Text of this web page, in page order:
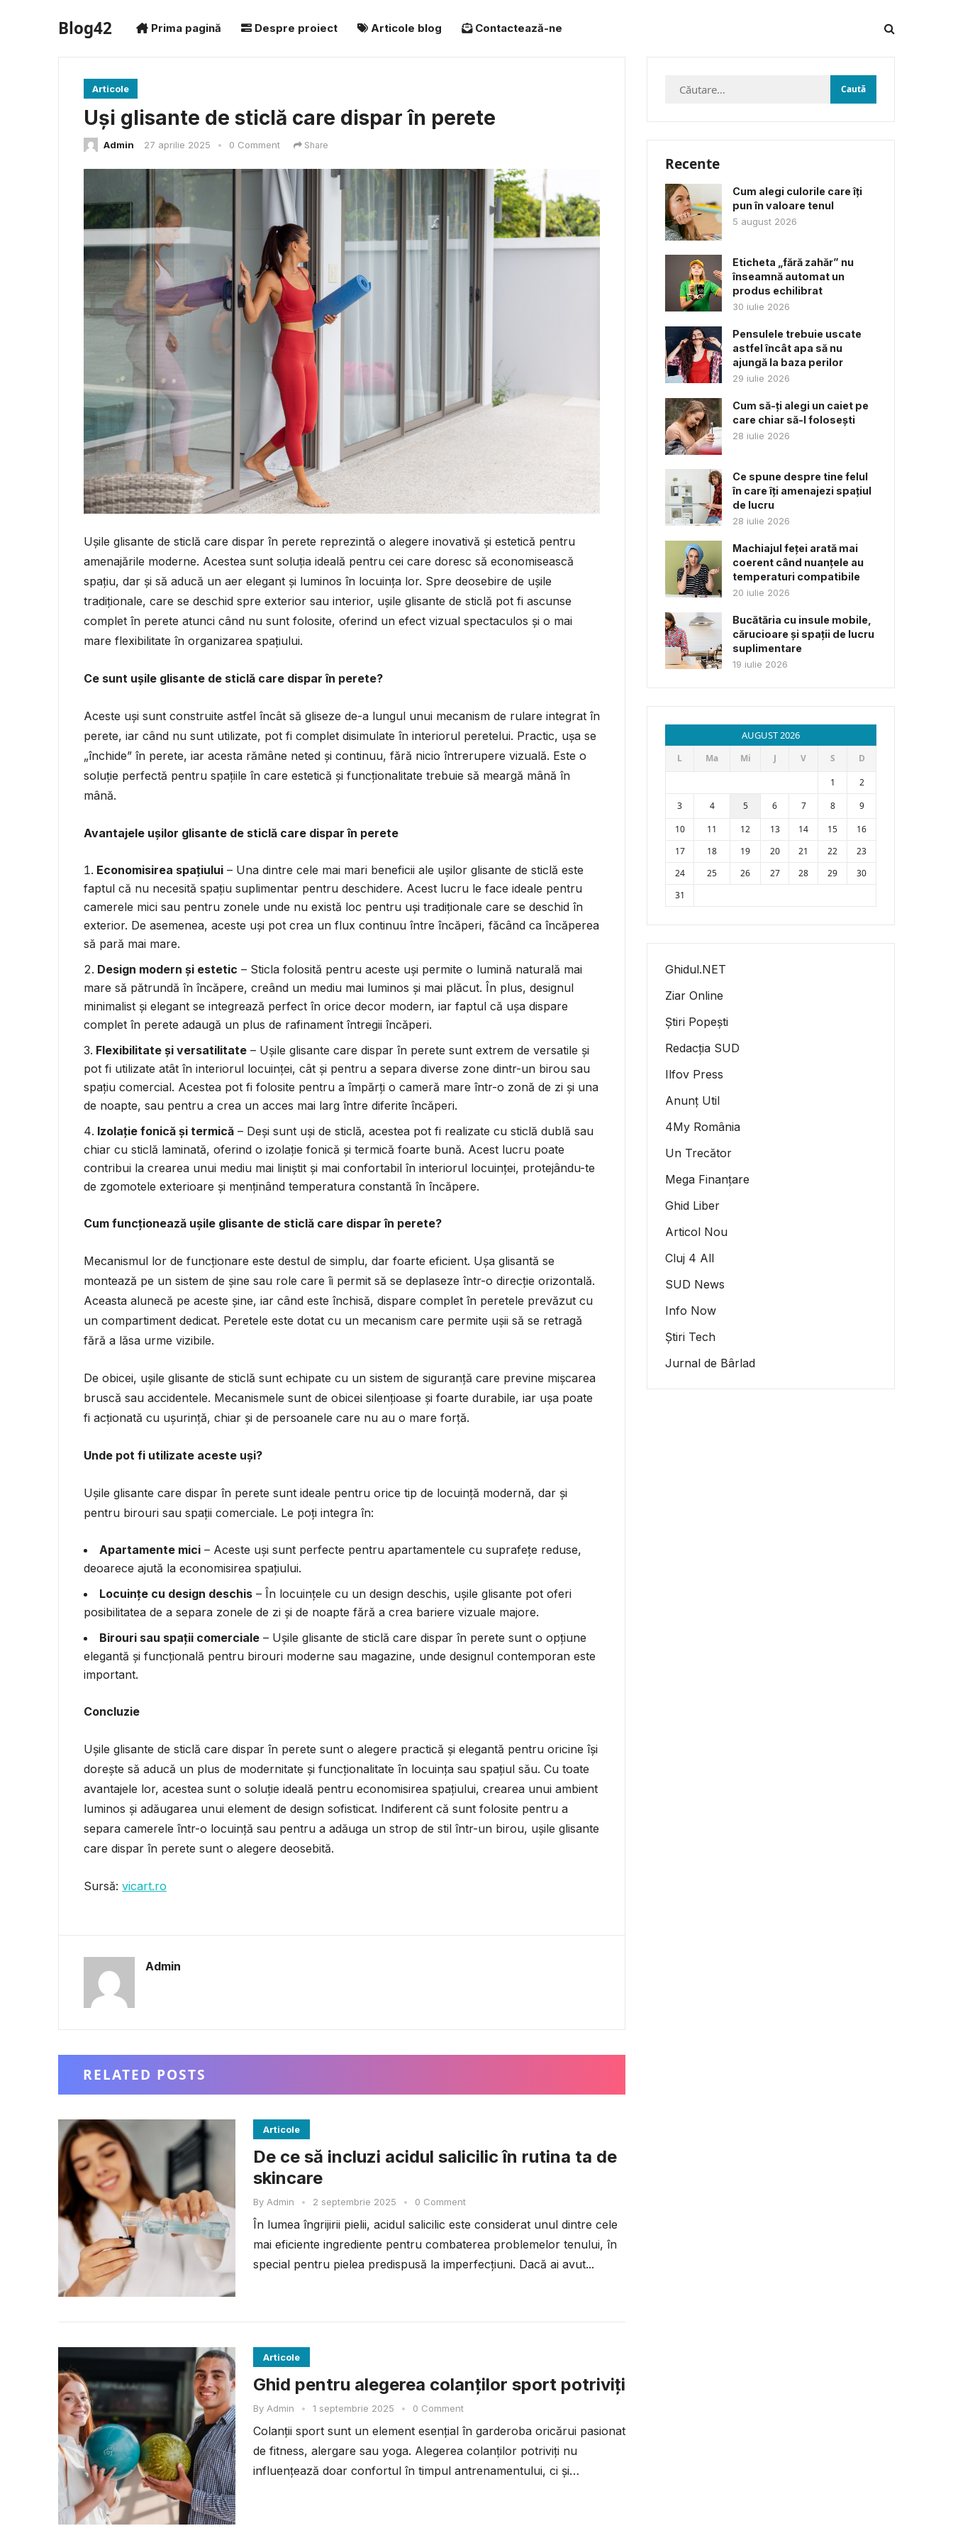
Blog42 Prima pagină Despre proiect Articole blog Contactează-ne
Articole
Uși glisante de sticlă care dispar în perete
Admin 27 aprilie 2025 • 0 Comment Share
Ușile glisante de sticlă care dispar în perete reprezintă o alegere inovativă și estetică pentru
amenajările moderne. Acestea sunt soluția ideală pentru cei care doresc să economisească
spațiu, dar și să aducă un aer elegant și luminos în locuința lor. Spre deosebire de ușile
tradiționale, care se deschid spre exterior sau interior, ușile glisante de sticlă pot fi ascunse
complet în perete atunci când nu sunt folosite, oferind un efect vizual spectaculos și o mai
mare flexibilitate în organizarea spațiului.
Ce sunt ușile glisante de sticlă care dispar în perete?
Aceste uși sunt construite astfel încât să gliseze de-a lungul unui mecanism de rulare integrat în
perete, iar când nu sunt utilizate, pot fi complet disimulate în interiorul peretelui. Practic, ușa se
„închide” în perete, iar acesta rămâne neted și continuu, fără nicio întrerupere vizuală. Este o
soluție perfectă pentru spațiile în care estetică și funcționalitate trebuie să meargă mână în
mână.
Avantajele ușilor glisante de sticlă care dispar în perete
Economisirea spațiului – Una dintre cele mai mari beneficii ale ușilor glisante de sticlă este
faptul că nu necesită spațiu suplimentar pentru deschidere. Acest lucru le face ideale pentru
camerele mici sau pentru zonele unde nu există loc pentru uși tradiționale care se deschid în
exterior. De asemenea, aceste uși pot crea un flux continuu între încăperi, făcând ca încăperea
să pară mai mare.
Design modern și estetic – Sticla folosită pentru aceste uși permite o lumină naturală mai
mare să pătrundă în încăpere, creând un mediu mai luminos și mai plăcut. În plus, designul
minimalist și elegant se integrează perfect în orice decor modern, iar faptul că ușa dispare
complet în perete adaugă un plus de rafinament întregii încăperi.
Flexibilitate și versatilitate – Ușile glisante care dispar în perete sunt extrem de versatile și
pot fi utilizate atât în interiorul locuinței, cât și pentru a separa diverse zone dintr-un birou sau
spațiu comercial. Acestea pot fi folosite pentru a împărți o cameră mare într-o zonă de zi și una
de noapte, sau pentru a crea un acces mai larg între diferite încăperi.
Izolație fonică și termică – Deși sunt uși de sticlă, acestea pot fi realizate cu sticlă dublă sau
chiar cu sticlă laminată, oferind o izolație fonică și termică foarte bună. Acest lucru poate
contribui la crearea unui mediu mai liniștit și mai confortabil în interiorul locuinței, protejându-te
de zgomotele exterioare și menținând temperatura constantă în încăpere.
Cum funcționează ușile glisante de sticlă care dispar în perete?
Mecanismul lor de funcționare este destul de simplu, dar foarte eficient. Ușa glisantă se
montează pe un sistem de șine sau role care îi permit să se deplaseze într-o direcție orizontală.
Aceasta alunecă pe aceste șine, iar când este închisă, dispare complet în peretele prevăzut cu
un compartiment dedicat. Peretele este dotat cu un mecanism care permite ușii să se retragă
fără a lăsa urme vizibile.
De obicei, ușile glisante de sticlă sunt echipate cu un sistem de siguranță care previne mișcarea
bruscă sau accidentele. Mecanismele sunt de obicei silențioase și foarte durabile, iar ușa poate
fi acționată cu ușurință, chiar și de persoanele care nu au o mare forță.
Unde pot fi utilizate aceste uși?
Ușile glisante care dispar în perete sunt ideale pentru orice tip de locuință modernă, dar și
pentru birouri sau spații comerciale. Le poți integra în:
Apartamente mici – Aceste uși sunt perfecte pentru apartamentele cu suprafețe reduse,
deoarece ajută la economisirea spațiului.
Locuințe cu design deschis – În locuințele cu un design deschis, ușile glisante pot oferi
posibilitatea de a separa zonele de zi și de noapte fără a crea bariere vizuale majore.
Birouri sau spații comerciale – Ușile glisante de sticlă care dispar în perete sunt o opțiune
elegantă și funcțională pentru birouri moderne sau magazine, unde designul contemporan este
important.
Concluzie
Ușile glisante de sticlă care dispar în perete sunt o alegere practică și elegantă pentru oricine își
dorește să aducă un plus de modernitate și funcționalitate în locuința sau spațiul său. Cu toate
avantajele lor, acestea sunt o soluție ideală pentru economisirea spațiului, crearea unui ambient
luminos și adăugarea unui element de design sofisticat. Indiferent că sunt folosite pentru a
separa camerele într-o locuință sau pentru a adăuga un strop de stil într-un birou, ușile glisante
care dispar în perete sunt o alegere deosebită.
Sursă: vicart.ro
Admin
RELATED POSTS
Articole
De ce să incluzi acidul salicilic în rutina ta de
skincare
By Admin • 2 septembrie 2025 • 0 Comment
În lumea îngrijirii pielii, acidul salicilic este considerat unul dintre cele
mai eficiente ingrediente pentru combaterea problemelor tenului, în
special pentru pielea predispusă la imperfecțiuni. Dacă ai avut...
Articole
Ghid pentru alegerea colanților sport potriviți
By Admin • 1 septembrie 2025 • 0 Comment
Colanții sport sunt un element esențial în garderoba oricărui pasionat
de fitness, alergare sau yoga. Alegerea colanților potriviți nu
influențează doar confortul în timpul antrenamentului, ci și
Caută
Recente
Cum alegi culorile care îți
pun în valoare tenul
5 august 2026
Eticheta „fără zahăr” nu
înseamnă automat un
produs echilibrat
30 iulie 2026
Pensulele trebuie uscate
astfel încât apa să nu
ajungă la baza perilor
29 iulie 2026
Cum să-ți alegi un caiet pe
care chiar să-l folosești
28 iulie 2026
Ce spune despre tine felul
în care îți amenajezi spațiul
de lucru
28 iulie 2026
Machiajul feței arată mai
coerent când nuanțele au
temperaturi compatibile
20 iulie 2026
Bucătăria cu insule mobile,
cărucioare și spații de lucru
suplimentare
19 iulie 2026
AUGUST 2026
L Ma Mi J V S
D
1
2
3
4 5 6 7 8
9
10
11 12 13 14 15
16
17
18 19 20 21 22
23
24
25 26 27 28 29
30
31
Ghidul.NET
Ziar Online
Știri Popești
Redacția SUD
Ilfov Press
Anunț Util
4My România
Un Trecător
Mega Finanțare
Ghid Liber
Articol Nou
Cluj 4 All
SUD News
Info Now
Știri Tech
Jurnal de Bârlad